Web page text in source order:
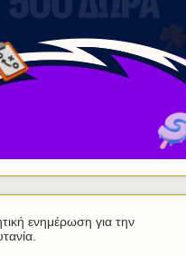
ενημέρωση για την